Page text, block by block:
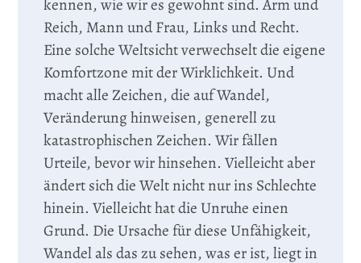
kennen, wie wir es gewohnt sind. Arm und
Reich, Mann und Frau, Links und Recht.
Eine solche Weltsicht verwechselt die eigene
Komfortzone mit der Wirklichkeit. Und
macht alle Zeichen, die auf Wandel,
Veränderung hinweisen, generell zu
katastrophischen Zeichen. Wir fällen
Urteile, bevor wir hinsehen. Vielleicht aber
ändert sich die Welt nicht nur ins Schlechte
hinein. Vielleicht hat die Unruhe einen
Grund. Die Ursache für diese Unfähigkeit,
Wandel als das zu sehen, was er ist, liegt in